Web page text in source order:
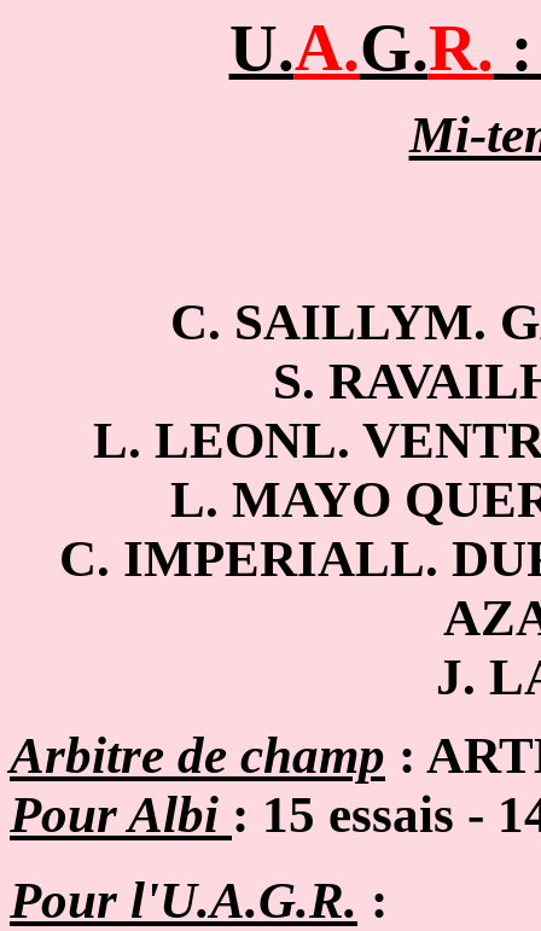
U.A.G.R.
Mi-
C. SAILLYM.
S.
L. LEONL.
L. MAYO
C. IMPERIALL.
J.
Arbitre de champ :
Pour Albi : 15 essais -
Pour l'U.A.G.R. :